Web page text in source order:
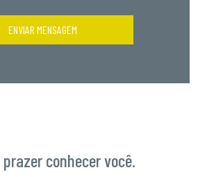
conhecer você.